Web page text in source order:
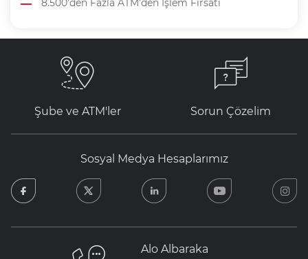
8.500’den Fazla ATM’den İşlem Fırsatı
Şube ve ATM'ler Sorun Çözelim
Sosyal Medya Hesaplarımız
facebook
Alo Albaraka